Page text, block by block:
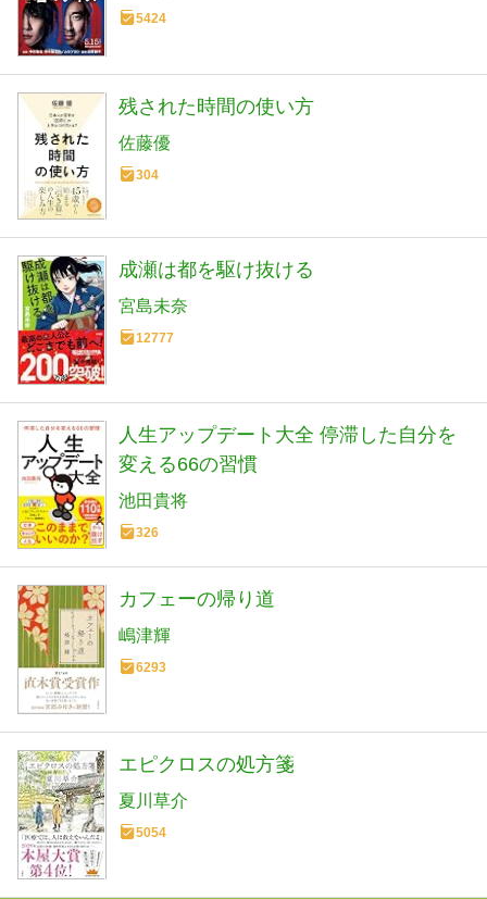
5424
残された時間の使い方
佐藤優
304
成瀬は都を駆け抜ける
宮島未奈
12777
人生アップデート大全 停滞した自分を
変える66の習慣
池田貴将
326
カフェーの帰り道
嶋津輝
6293
エピクロスの処方箋
夏川草介
5054